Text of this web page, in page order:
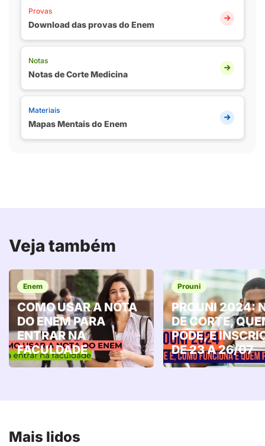
Provas
Download das provas do Enem
Notas
Notas de Corte Medicina
Materiais
Mapas Mentais do Enem
Veja também
Enem
COMO USAR A NOTA
DO ENEM PARA
ENTRAR NA
FACULDADE
Prouni
PROUNI 2024:
DE CORTE,
PODE, E
DE 23 A 26/07
Mais lidos